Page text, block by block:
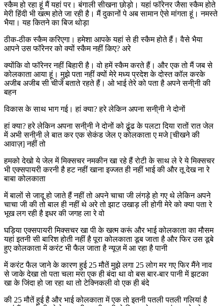
स्कैम हो रहा हूं मैं यहां पर। बंगाली सीखना छोड़ो। यहां फॉरेनर जैसा स्कैम होते
मेरी हिंदी भी खत्म होते जा रही है। मैं दुकानों पे अब सामान ऐसे मांगता हूं। नमस्ते
भैया। यह कितने का बिज थोड़ा
ठीक-ठीक स्कैम करिएगा। हमेशा आपके यहां से ही स्कैम होते हैं। वैसे भैया
आपने उस फॉरेनर को क्यों स्कैम नहीं किए? अरे
क्योंकि वो फॉरेनर नहीं बिहारी है। वो हमें स्कैम करते हैं। और एक तो मैं जब से
कोलकाता आया हूं। मुझे पता नहीं क्यों मेरे मध्य प्रदेश के दोस्त कॉल करके
अजीब अजीब सी चीजें बताते रहते हैं। ओ भाई तेरे को पता है अपने सनी्नी की
बहन
विकास के साथ भाग गई। हां क्या? हरे लेकिन अपना सनी्नी ने दोनों
हां क्या? हरे लेकिन अपना सनी्नी ने दोनों को ढूंढ के पलटा दिया रातों रात जेल
में अभी सनी्नी ले बात कर एक सेकंड जेल ए कोलकाता ए मजे [चीखने की
आवाज़] नहीं तो
हमको देखो ये जेल में मिक्सचर नमकीन खा रहे हैं रोटी के साथ ले रे ये मिक्सचर
भी एक्सपायरी करनी है हट नहीं खाना इज्जत ही नहीं भाई की और तू देख ना रे
बाबा कोलकाता
में बालों से जादू हो जाते हैं नहीं तो अपने चाचा जी लंगड़े हो गए थे लेकिन अपने
चाचा जी की तो बाल ही नहीं थे अरे तो झाट उखाड़ ली होगी मेरे को क्या पता रे
भूख लग रही है इधर की जगह ला रे वो
घड़िया एक्सपायरी मिक्सचर खा पी के खत्म करूं और भाई कोलकाता का मौसम
यहां इतनी सी बारिश होती नहीं है पूरा कोलकाता डूब जाता है और फिर उस डूबे
हुए कोलकाता में करंट भी फैल जाता है न्यूज़ में आ रहा है पानी
में करंट फैल जाने के कारण हुई 25 मौतें मुझे लगा 25 लोग मर गए फिर मैंने नाव
से जाके देखा तो पता चला मरा एक ही बंदा था वो बस बार-बार पानी में झटका
खा के जिंदा हो जा रहा था तो टेक्निकली वो एक ही बंदे
की 25 मौतें हुई है और भाई कोलकाता में एक तो इतनी पतली पतली गलियां है